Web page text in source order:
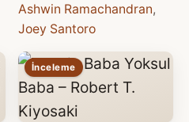
Ashwin Ramachandran,
Joey Santoro
İnceleme